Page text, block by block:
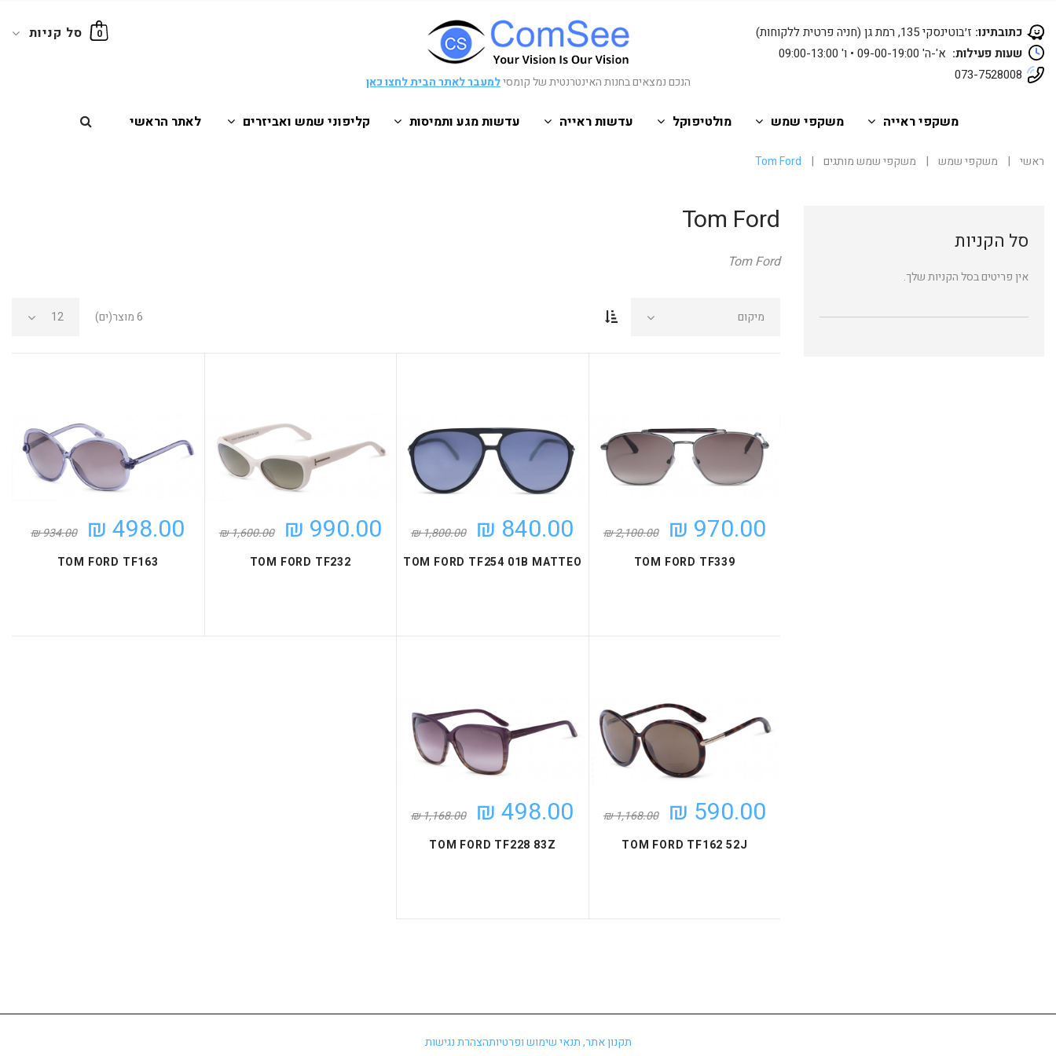
כתובתינו: ז׳בוטינסקי 135, רמת גן (חניה פרטית ללקוחות)
שעות פעילות: א'-ה' 09-00-19:00 • ו' 09:00-13:00
073-7528008
הנכם נמצאים בחנות האינטרנטית של קומסילמעבר לאתר הבית לחצו כאן
0 סל קניות
משקפי ראייה משקפי שמש מולטיפוקל עדשות ראייה עדשות מגע ותמיסות קליפוני שמש ואביזרים לאתר הראשי
ראשי | משקפי שמש | משקפי שמש מותגים |
Tom Ford
Tom Ford
Tom Ford
מיקום 6 מוצר(ים) 12
970.00 ₪
2,100.00 ₪
TOM FORD TF339
840.00 ₪
1,800.00 ₪
TOM FORD TF254 01B MATTEO
990.00 ₪
1,600.00 ₪
TOM FORD TF232
498.00 ₪
934.00 ₪
TOM FORD TF163
590.00 ₪
1,168.00 ₪
TOM FORD TF162 52J
498.00 ₪
1,168.00 ₪
TOM FORD TF228 83Z
סל הקניות
אין פריטים בסל הקניות שלך.
תקנון אתר, תנאי שימוש ופרטיותהצהרת נגישות